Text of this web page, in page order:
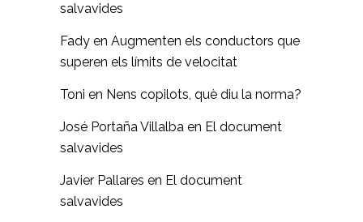
salvavides
Fady en Augmenten els conductors que
superen els límits de velocitat
Toni en Nens copilots, què diu la norma?
José Portaña Villalba en El document
salvavides
Javier Pallares en El document
salvavides